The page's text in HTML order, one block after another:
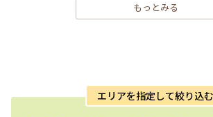
もっとみる
エリアを指定して絞り込む